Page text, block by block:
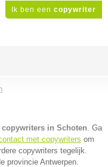
Ik ben een copywriter
copywriters in Schoten. Ga
met copywriters om
copywriters tegelijk.
provincie Antwerpen.